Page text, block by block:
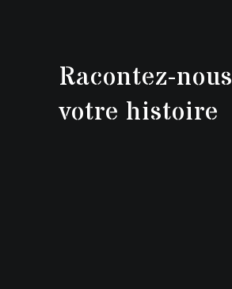
Racontez-nous
votre histoire